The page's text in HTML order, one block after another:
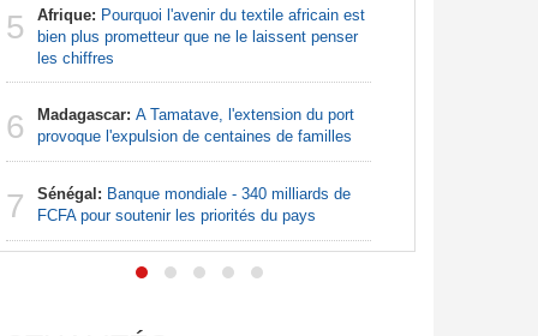
5 Afrique: Pourquoi l'avenir du textile africain est
bien plus prometteur que ne le laissent penser
les chiffres
6 Madagascar: A Tamatave, l'extension du port
provoque l'expulsion de centaines de familles
7 Sénégal: Banque mondiale - 340 milliards de
FCFA pour soutenir les priorités du pays